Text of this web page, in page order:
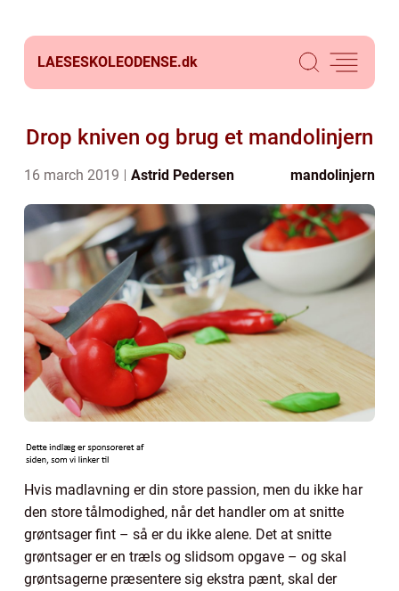
LAESESKOLEODENSE.dk
Drop kniven og brug et mandolinjern
16 march 2019 Astrid Pedersen mandolinjern
Hvis madlavning er din store passion, men du ikke har
den store tålmodighed, når det handler om at snitte
grøntsager fint – så er du ikke alene. Det at snitte
grøntsager er en træls og slidsom opgave – og skal
grøntsagerne præsentere sig ekstra pænt, skal der